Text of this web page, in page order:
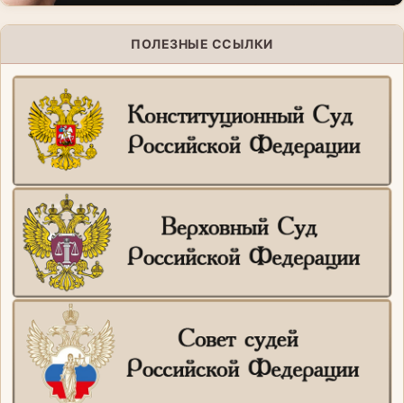
ПОЛЕЗНЫЕ ССЫЛКИ